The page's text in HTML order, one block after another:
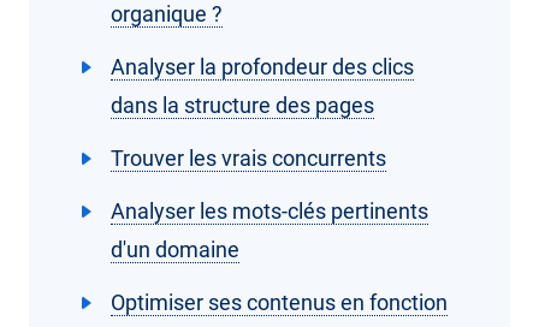
organique ?
Analyser la profondeur des clics
dans la structure des pages
Trouver les vrais concurrents
Analyser les mots-clés pertinents
d'un domaine
Optimiser ses contenus en fonction